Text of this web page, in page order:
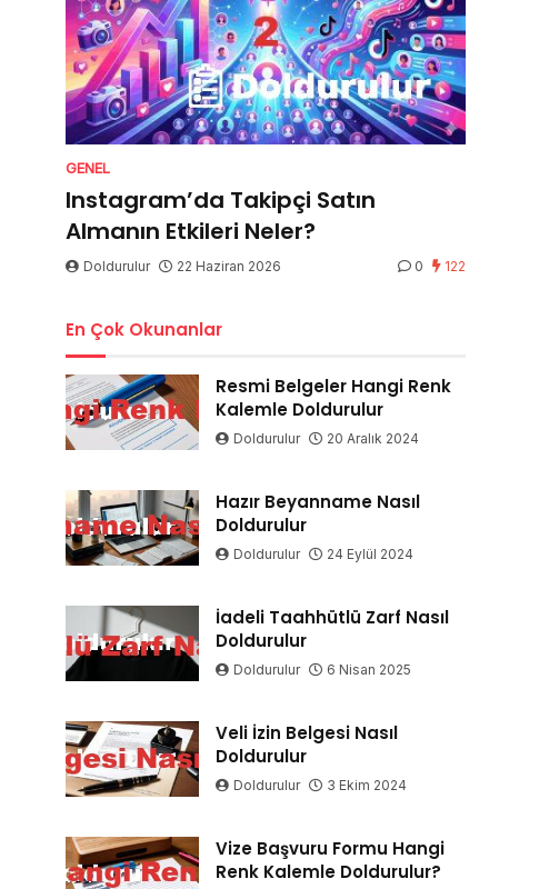
GENEL
Instagram’da Takipçi Satın
Almanın Etkileri Neler?
Doldurulur 22 Haziran 2026 0 122
En Çok Okunanlar
Resmi Belgeler Hangi Renk
Kalemle Doldurulur
Doldurulur 20 Aralık 2024
Hazır Beyanname Nasıl
Doldurulur
Doldurulur 24 Eylül 2024
İadeli Taahhütlü Zarf Nasıl
Doldurulur
Doldurulur 6 Nisan 2025
Veli İzin Belgesi Nasıl
Doldurulur
Doldurulur 3 Ekim 2024
Vize Başvuru Formu Hangi
Renk Kalemle Doldurulur?